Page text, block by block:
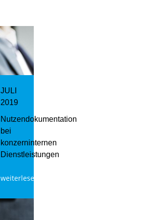
JULI
2019
Nutzendokumentation
bei
konzerninternen
Dienstleistungen
weiterlesen